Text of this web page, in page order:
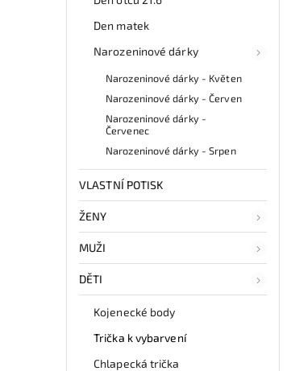
Den matek
Narozeninové dárky
Narozeninové dárky - Květen
Narozeninové dárky - Červen
Narozeninové dárky -
Červenec
Narozeninové dárky - Srpen
VLASTNÍ POTISK
ŽENY
MUŽI
DĚTI
Kojenecké body
Trička k vybarvení
Chlapecká trička